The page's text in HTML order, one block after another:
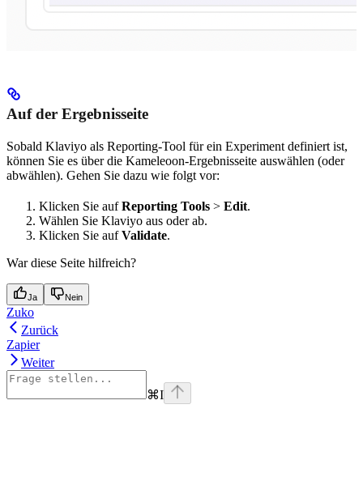
Auf der Ergebnisseite
Sobald Klaviyo als Reporting-Tool für ein Experiment definiert ist,
können Sie es über die Kameleoon-Ergebnisseite auswählen (oder
abwählen). Gehen Sie dazu wie folgt vor:
Klicken Sie aufReporting Tools > Edit.
Wählen Sie Klaviyo aus oder ab.
Klicken Sie aufValidate.
War diese Seite hilfreich?
Ja Nein
Zuko
Zurück
Zapier
Weiter
⌘I